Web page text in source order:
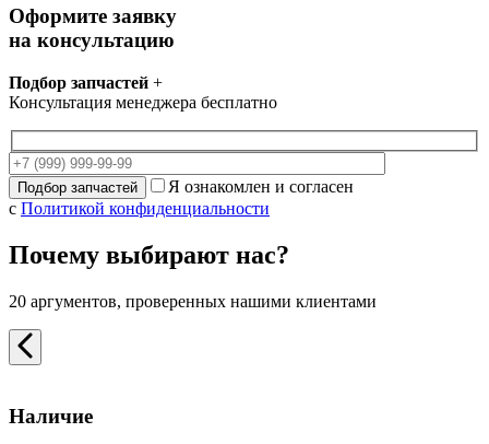
Оформите заявку
на консультацию
Подбор запчастей +
Консультация менеджера бесплатно
Я ознакомлен и согласен
с Политикой конфиденциальности
Почему выбирают нас?
20 аргументов, проверенных нашими клиентами
Наличие